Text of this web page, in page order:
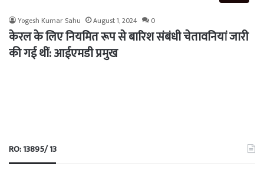
Yogesh Kumar Sahu August 1, 2024 0
केरल के लिए नियमित रूप से बारिश संबंधी चेतावनियां जारी
की गई थीं: आईएमडी प्रमुख
RO: 13895/ 13